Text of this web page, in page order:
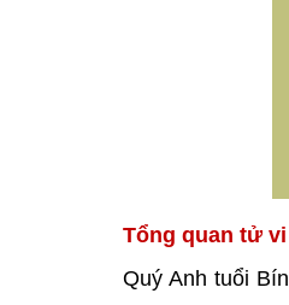
Tổng quan tử
Quý Anh tuổi